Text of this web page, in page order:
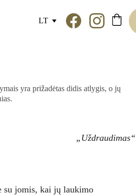
LT
yra prižadėtas didis atlygis, o jų
„Uždraudimas“
su jomis, kai jų laukimo